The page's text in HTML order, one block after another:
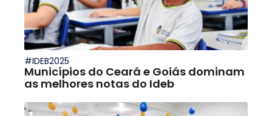
#IDEB2025
Municípios do Ceará e Goiás dominam
as melhores notas do Ideb